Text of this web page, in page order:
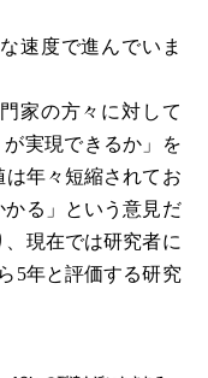
速度で進んでいま
家の方々に対して
が実現できるか」を
は年々短縮されてお
かる」という意見だ
、現在では研究者に
5年と評価する研究